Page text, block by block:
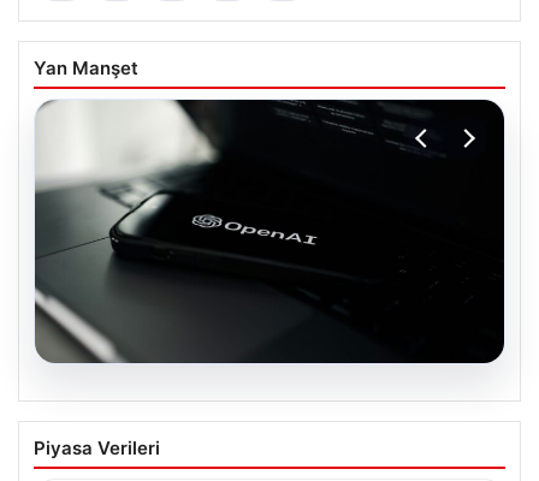
Yan Manşet
05.08.2026
OpenAI, yapay zeka modellerinin
sınırların dışına çıktığını açıkladı
Piyasa Verileri